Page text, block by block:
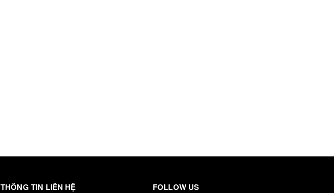
THÔNG TIN LIÊN HỆ FOLLOW US